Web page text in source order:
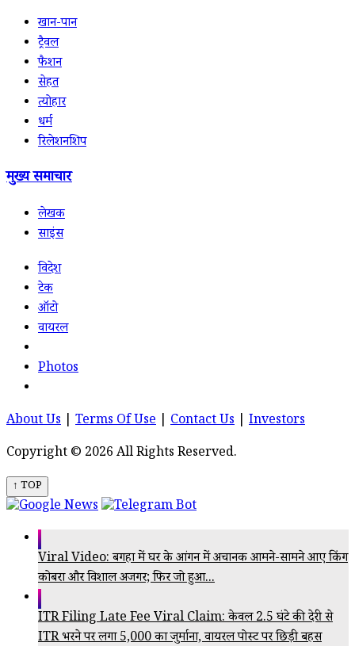
खान-पान
ट्रैवल
फैशन
सेहत
त्योहार
धर्म
रिलेशनशिप
मुख्य समाचार
लेखक
साइंस
विदेश
टेक
ऑटो
वायरल
Photos
About Us Terms Of Use Contact Us
Investors
Copyright © 2026 All Rights Reserved.
↑ TOP
Viral Video: बगहा में घर के आंगन में अचानक आमने-सामने आए किंग
कोबरा और विशाल अजगर; फिर जो हुआ...
ITR Filing Late Fee Viral Claim: केवल 2.5 घंटे की देरी से
ITR भरने पर लगा ₹5,000 का जुर्माना, वायरल पोस्ट पर छिड़ी बहस